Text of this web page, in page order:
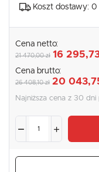
Koszt dostawy: 0
Cena netto:
21 470,00 zł 16
Cena brutto:
26 408,10 zł 20
Najniższa cena z 30